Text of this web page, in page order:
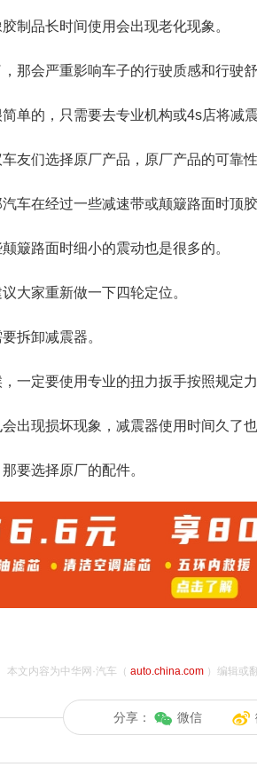
制品长时间使用会出现老化现象。
那会严重影响车子的行驶质感和行驶舒
单的，只需要去专业机构或4s店将减
友们选择原厂产品，原厂产品的可靠
车在经过一些减速带或颠簸路面时顶胶
簸路面时细小的震动也是很多的。
大家重新做一下四轮定位。
拆卸减震器。
一定要使用专业的扭力扳手按照规定力
出现损坏现象，减震器使用时间久了也
要选择原厂的配件。
本文内容为中华网·汽车（ auto.china.com）编辑或
分享： 微信